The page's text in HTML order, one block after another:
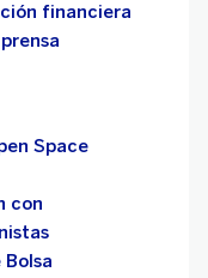
financiera
Space
con
Bolsa